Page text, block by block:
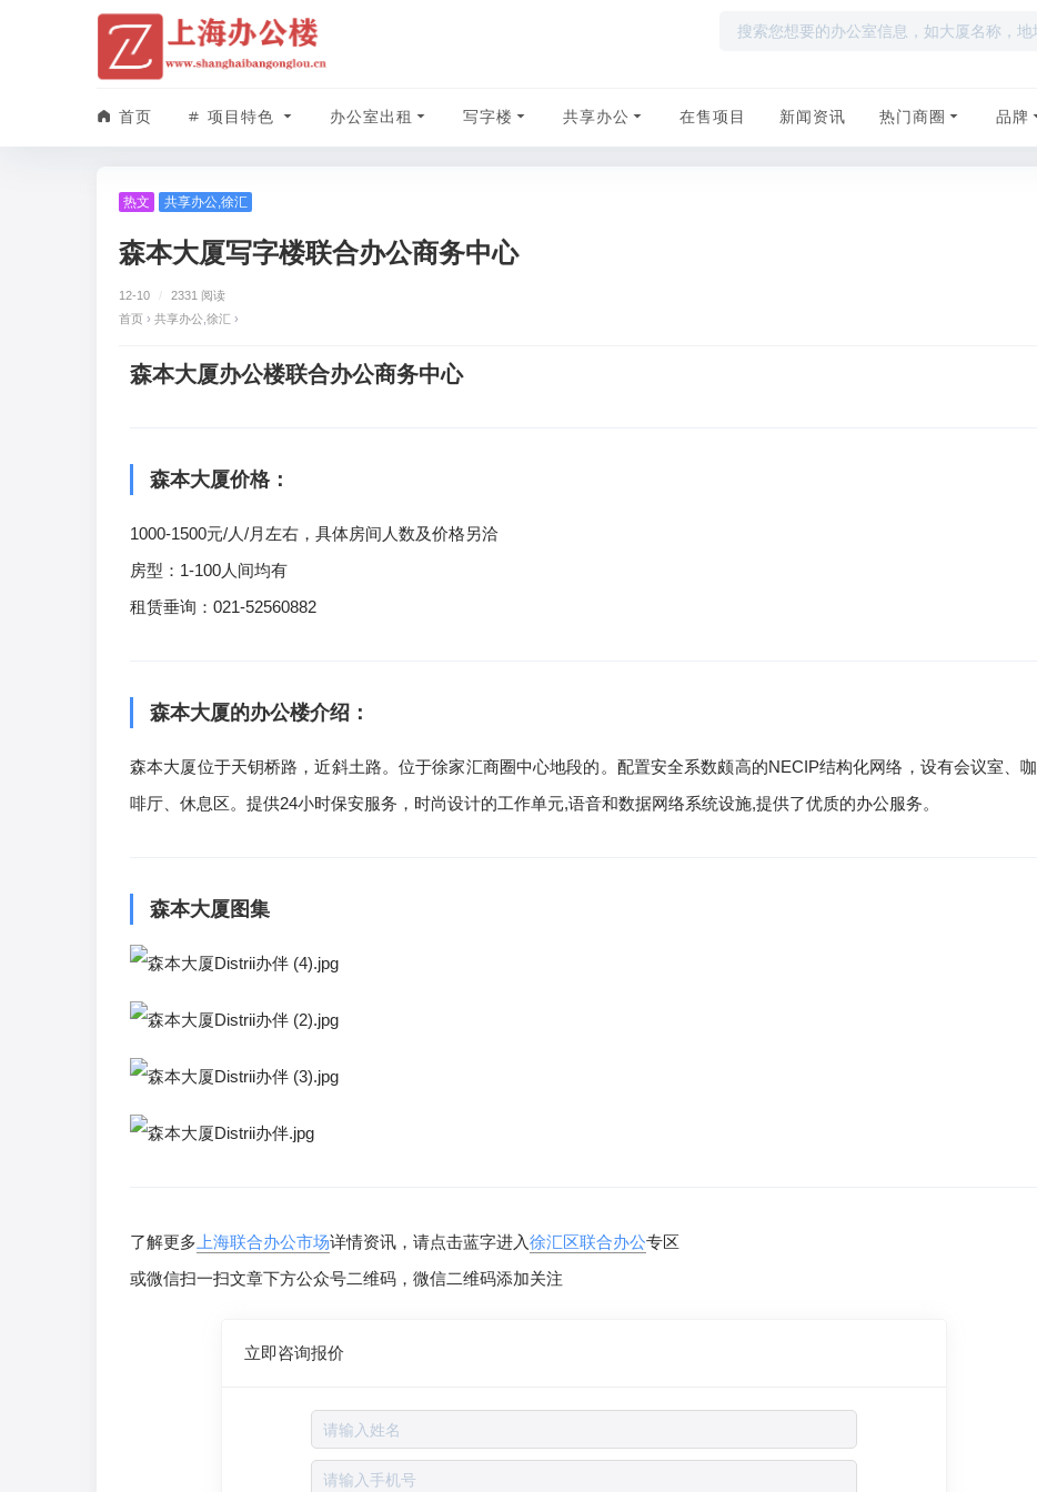
首页 项目特色 办公室出租 写字楼 共享办公 在售项目 新闻资讯 热门商圈 品牌
热文 共享办公,徐汇
森本大厦写字楼联合办公商务中心
12-10 /
2331 阅读
首页 › 共享办公 徐汇 ›
森本大厦办公楼联合办公商务中心
森本大厦价格：
1000-1500元/人/月左右，具体房间人数及价格另洽
房型：1-100人间均有
租赁垂询：021-52560882
森本大厦的办公楼介绍：
森本大厦位于天钥桥路，近斜土路。位于徐家汇商圈中心地段的。配置安全系数颇高的NECIP结构化网络，设有会议室、咖
啡厅、休息区。提供24小时保安服务，时尚设计的工作单元,语音和数据网络系统设施,提供了优质的办公服务。
森本大厦图集
了解更多 上海联合办公市场详情资讯，请点击蓝字进入徐汇区联合办公专区
或微信扫一扫文章下方公众号二维码，微信二维码添加关注
立即咨询报价